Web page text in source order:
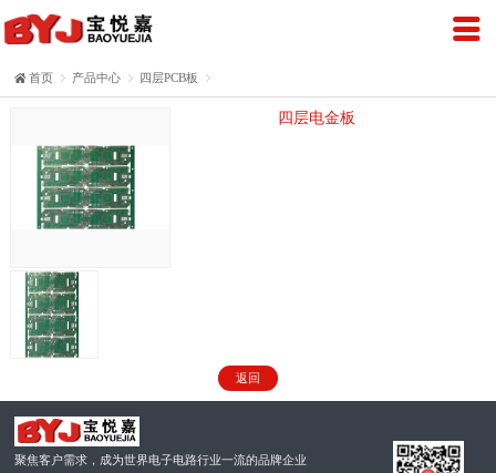
首页  产品中心  四层PCB板 
四层电金板
返回
聚焦客户需求，成为世界电子电路行业一流的品牌企业